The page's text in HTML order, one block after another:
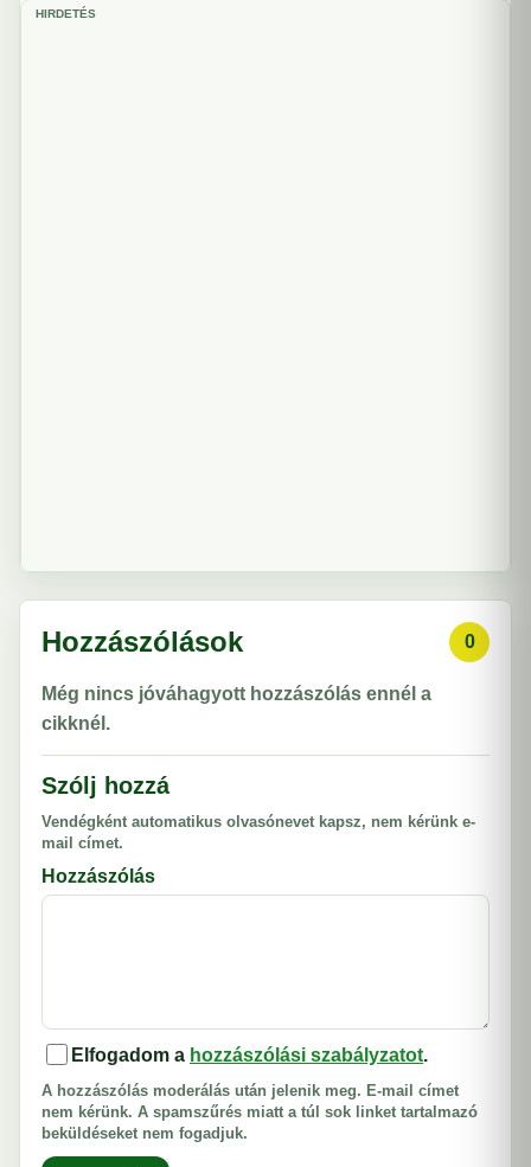
HIRDETÉS
Hozzászólások 0
Még nincs jóváhagyott hozzászólás ennél a
cikknél.
Szólj hozzá
Vendégként automatikus olvasónevet kapsz, nem kérünk e-
mail címet.
Hozzászólás
Elfogadom a hozzászólási szabályzatot.
A hozzászólás moderálás után jelenik meg. E-mail címet
nem kérünk. A spamszűrés miatt a túl sok linket tartalmazó
beküldéseket nem fogadjuk.